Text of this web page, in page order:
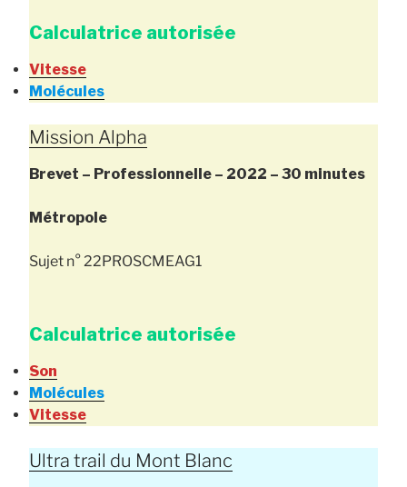
Calculatrice autorisée
Vitesse
Molécules
Mission Alpha
Brevet – Professionnelle – 2022 – 30 minutes
Métropole
Sujet n° 22PROSCMEAG1
Calculatrice autorisée
Son
Molécules
Vitesse
Ultra trail du Mont Blanc